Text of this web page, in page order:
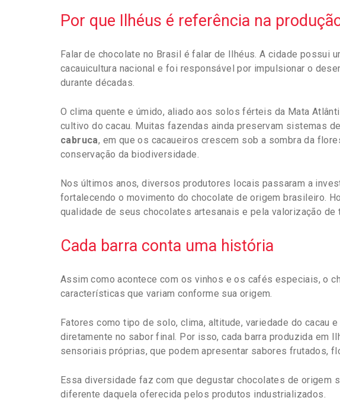
Por que Ilhéus é referência na
Falar de chocolate no Brasil é falar de Ilhéus. A cidade possui
cacauicultura nacional e foi responsável por impulsionar o
durante décadas.
O clima quente e úmido, aliado aos solos férteis da Mata
cultivo do cacau. Muitas fazendas ainda preservam sistemas
cabruca, em que os cacaueiros crescem sob a sombra da
conservação da biodiversidade.
Nos últimos anos, diversos produtores locais passaram a
fortalecendo o movimento do chocolate de origem brasileiro.
qualidade de seus chocolates artesanais e pela valorização
Cada barra conta uma história
Assim como acontece com os vinhos e os cafés especiais, o
características que variam conforme sua origem.
Fatores como tipo de solo, clima, altitude, variedade do cacau
diretamente no sabor final. Por isso, cada barra produzida em
sensoriais próprias, que podem apresentar sabores frutados,
Essa diversidade faz com que degustar chocolates de origem
diferente daquela oferecida pelos produtos industrializados.